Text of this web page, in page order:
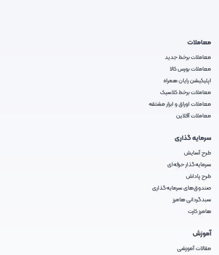
معاملات
معاملات برخط جدید
معاملات بورس کالا
اپلیکیشن رایان همراه
معاملات برخط کلاسیک
معاملات اوراق و ابزار مشتقه
معاملات آفلاین
سرمایه گذاری
طرح آسایش
سرمایه‌گذار حرفه‌ای
طرح پاداش
صندوق‌های سرمایه‌گذاری
سبدگردانی هامرز
هامرز کارت
آموزش
مقالات آموزشی